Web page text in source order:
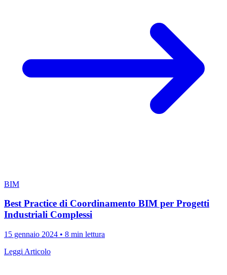
BIM
Best Practice di Coordinamento BIM per Progetti
Industriali Complessi
15 gennaio 2024 • 8 min lettura
Leggi Articolo